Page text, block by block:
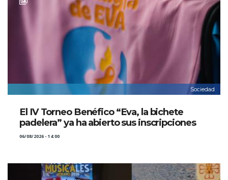
Sociedad
El IV Torneo Benéfico “Eva, la bichete
padelera” ya ha abierto sus inscripciones
06/08/2026 - 14:00